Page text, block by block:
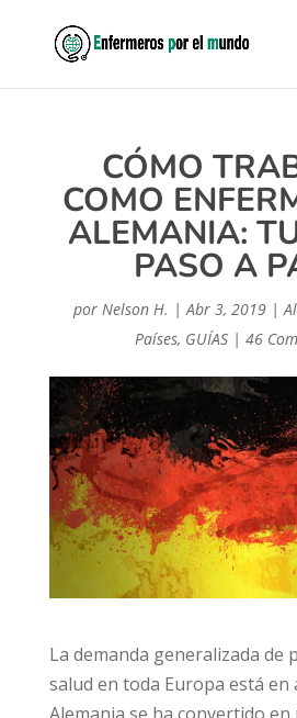
CÓMO
COMO
ALEMANIA:
PASO A
por Nelson H. |Abr 3, 2019|
Países, GUÍAS |46
La demanda generalizada de
salud en toda Europa está en
Alemania se ha convertido en